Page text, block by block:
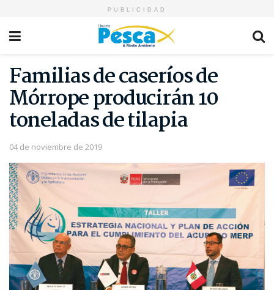
PUBLICIDAD
Familias de caseríos de
Mórrope producirán 10
toneladas de tilapia
04 de noviembre de 2019